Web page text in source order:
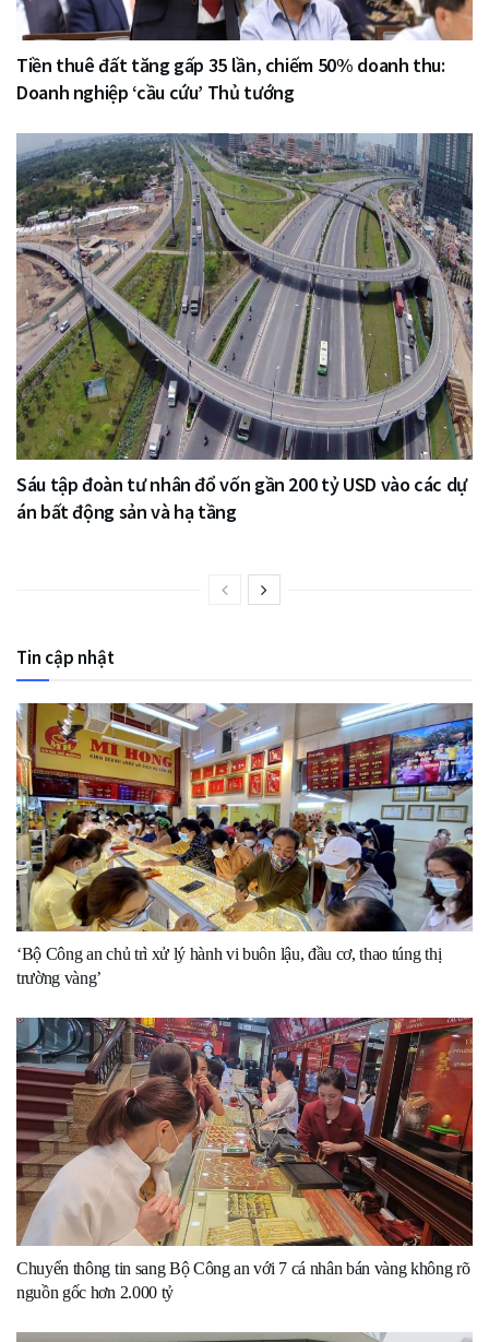
Tiền thuê đất tăng gấp 35 lần, chiếm 50% doanh thu:
Doanh nghiệp ‘cầu cứu’ Thủ tướng
Sáu tập đoàn tư nhân đổ vốn gần 200 tỷ USD vào các dự
án bất động sản và hạ tầng
Tin cập nhật
‘Bộ Công an chủ trì xử lý hành vi buôn lậu, đầu cơ, thao túng thị
trường vàng’
Chuyển thông tin sang Bộ Công an với 7 cá nhân bán vàng không rõ
nguồn gốc hơn 2.000 tỷ